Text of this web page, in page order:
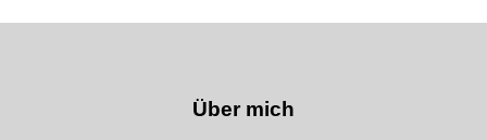
Über mich